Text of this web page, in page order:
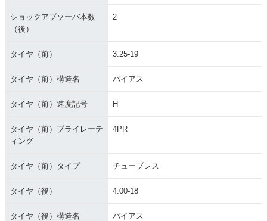
ショックアブソーバ本数
（後）
2
タイヤ（前） 3.25-19
タイヤ（前）構造名 バイアス
タイヤ（前）速度記号 H
タイヤ（前）プライレーテ
ィング
4PR
タイヤ（前）タイプ チューブレス
タイヤ（後） 4.00-18
タイヤ（後）構造名 バイアス